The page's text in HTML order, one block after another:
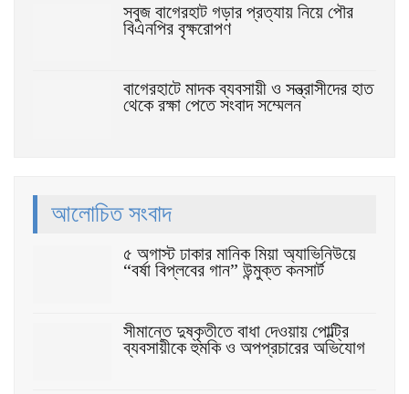
সবুজ বাগেরহাট গড়ার প্রত্যায় নিয়ে পৌর
বিএনপির বৃক্ষরোপণ
বাগেরহাটে মাদক ব্যবসায়ী ও সন্ত্রাসীদের হাত
থেকে রক্ষা পেতে সংবাদ সম্মেলন
আলোচিত সংবাদ
৫ অগাস্ট ঢাকার মানিক মিয়া অ্যাভিনিউয়ে
“বর্ষা বিপ্লবের গান” উন্মুক্ত কনসার্ট
সীমান্তে দুষ্কৃতীতে বাধা দেওয়ায় পোল্ট্রি
ব্যবসায়ীকে হুমকি ও অপপ্রচারের অভিযোগ